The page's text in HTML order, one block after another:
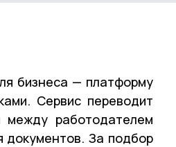
бизнеса — платформу
Сервис переводит
между работодателем
документов. За подбор